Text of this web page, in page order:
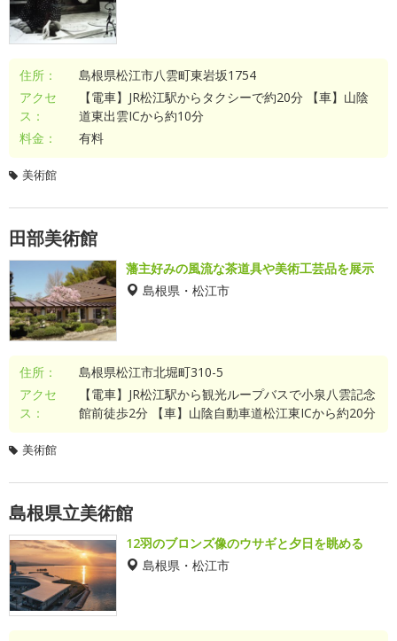
住所：
島根県松江市八雲町東岩坂1754
アクセ
ス：
【電車】JR松江駅からタクシーで約20分 【車】山陰
道東出雲ICから約10分
料金：
有料
美術館
田部美術館
藩主好みの風流な茶道具や美術工芸品を展示
島根県・松江市
住所：
島根県松江市北堀町310-5
アクセ
ス：
【電車】JR松江駅から観光ループバスで小泉八雲記念
館前徒歩2分 【車】山陰自動車道松江東ICから約20分
美術館
島根県立美術館
12羽のブロンズ像のウサギと夕日を眺める
島根県・松江市